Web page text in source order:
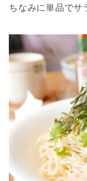
ちなみに単品でサ